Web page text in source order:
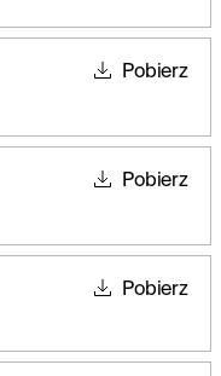
Pobierz
Pobierz
Pobierz